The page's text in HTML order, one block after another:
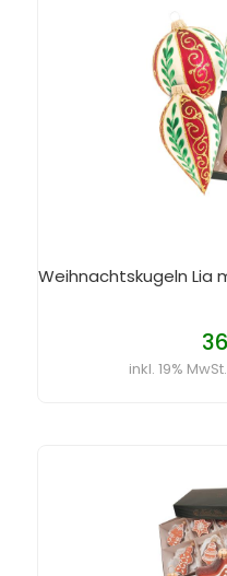
Weihnachtskugeln Lia
inkl. 19%